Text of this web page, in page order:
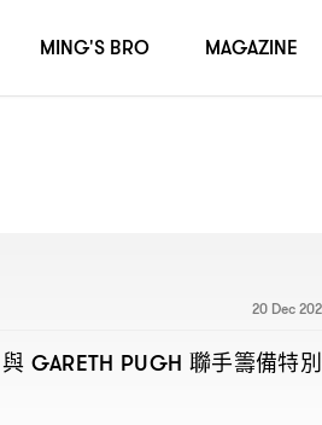
20 Dec
與 GARETH PUGH 聯手籌備特
MING'S BRO MAGAZINE